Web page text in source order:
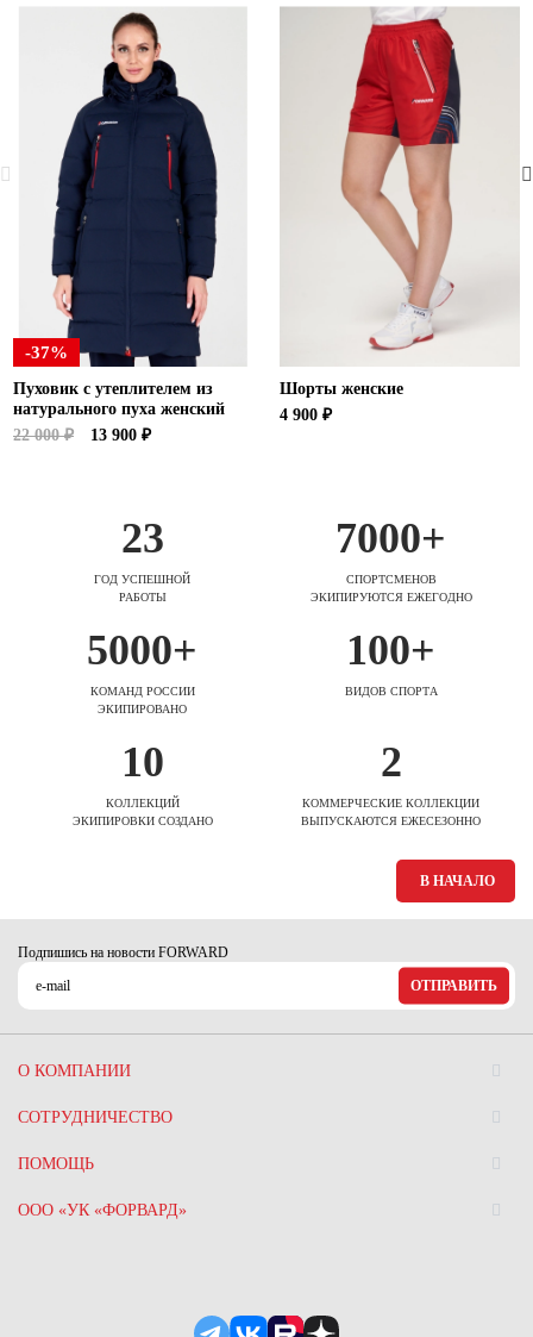
-37%
Пуховик с утеплителем из
натурального пуха женский
22 000 ₽
13 900 ₽
Шорты женские
4 900 ₽
23
ГОД УСПЕШНОЙ
РАБОТЫ
7000+
СПОРТСМЕНОВ
ЭКИПИРУЮТСЯ ЕЖЕГОДНО
5000+
КОМАНД РОССИИ
ЭКИПИРОВАНО
100+
ВИДОВ СПОРТА
10
КОЛЛЕКЦИЙ
ЭКИПИРОВКИ СОЗДАНО
2
КОММЕРЧЕСКИЕ КОЛЛЕКЦИИ
ВЫПУСКАЮТСЯ ЕЖЕСЕЗОННО
В НАЧАЛО
Подпишись на новости FORWARD
ОТПРАВИТЬ
О КОМПАНИИ
СОТРУДНИЧЕСТВО
ПОМОЩЬ
ООО «УК «ФОРВАРД»